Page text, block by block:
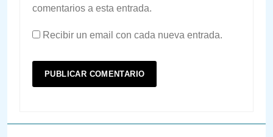
comentarios a esta entrada.
Recibir un email con cada nueva entrada.